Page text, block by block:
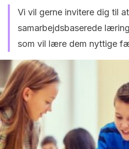
Vi vil gerne invitere dig til
samarbejdsbaserede
som vil lære dem nyttige